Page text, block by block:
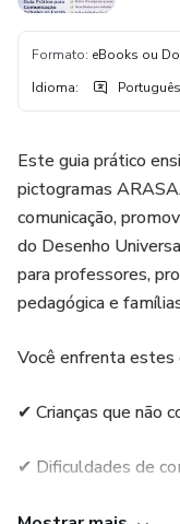
Formato: eBooks ou
Idioma: Português
Este guia prático
pictogramas
comunicação,
do Desenho
para professores,
pedagógica e
Você enfrenta estes
✔ Crianças que não
✔ Dificuldades de